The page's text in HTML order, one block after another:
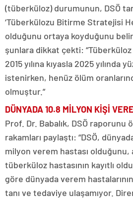
(tüberküloz) durumunun, DSÖ
‘Tüberkülozu Bitirme Stratejisi
olduğunu ortaya koyduğunu
şunlara dikkat çekti: “Tüberküloz
2015 yılına kıyasla 2025 yılında
istenirken, henüz ölüm
olmuştur.”
DÜNYADA 10.8 MİLYON KİŞİ
Prof. Dr. Babalık, DSÖ
rakamları paylaştı: “DSÖ,
milyon verem hastası olduğunu,
tüberküloz hastasının kayıtlı
göre dünyada verem
tanı ve tedaviye ulaşamıyor.